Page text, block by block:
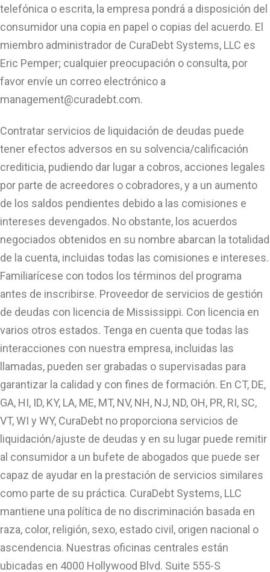
telefónica o escrita, la empresa pondrá a disposición del
consumidor una copia en papel o copias del acuerdo. El
miembro administrador de CuraDebt Systems, LLC es
Eric Pemper; cualquier preocupación o consulta, por
favor envíe un correo electrónico a
management@curadebt.com.
Contratar servicios de liquidación de deudas puede
tener efectos adversos en su solvencia/calificación
crediticia, pudiendo dar lugar a cobros, acciones legales
por parte de acreedores o cobradores, y a un aumento
de los saldos pendientes debido a las comisiones e
intereses devengados. No obstante, los acuerdos
negociados obtenidos en su nombre abarcan la totalidad
de la cuenta, incluidas todas las comisiones e intereses.
Familiarícese con todos los términos del programa
antes de inscribirse. Proveedor de servicios de gestión
de deudas con licencia de Mississippi. Con licencia en
varios otros estados. Tenga en cuenta que todas las
interacciones con nuestra empresa, incluidas las
llamadas, pueden ser grabadas o supervisadas para
garantizar la calidad y con fines de formación. En CT, DE,
GA, HI, ID, KY, LA, ME, MT, NV, NH, NJ, ND, OH, PR, RI, SC,
VT, WI y WY, CuraDebt no proporciona servicios de
liquidación/ajuste de deudas y en su lugar puede remitir
al consumidor a un bufete de abogados que puede ser
capaz de ayudar en la prestación de servicios similares
como parte de su práctica. CuraDebt Systems, LLC
mantiene una política de no discriminación basada en
raza, color, religión, sexo, estado civil, origen nacional o
ascendencia. Nuestras oficinas centrales están
ubicadas en 4000 Hollywood Blvd. Suite 555-S